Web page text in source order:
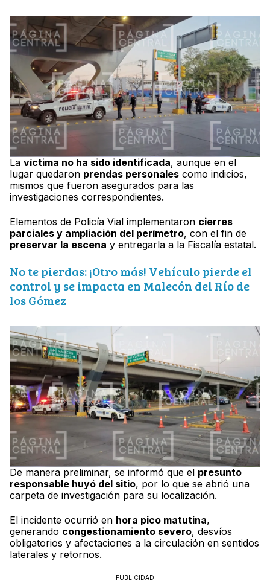
La víctima no ha sido identificada, aunque en el
lugar quedaron prendas personales como indicios,
mismos que fueron asegurados para las
investigaciones correspondientes.
Elementos de Policía Vial implementaron cierres
parciales y ampliación del perímetro, con el fin de
preservar la escena y entregarla a la Fiscalía estatal.
No te pierdas: ¡Otro más! Vehículo pierde el
control y se impacta en Malecón del Río de
los Gómez
De manera preliminar, se informó que el presunto
responsable huyó del sitio, por lo que se abrió una
carpeta de investigación para su localización.
El incidente ocurrió en hora pico matutina,
generando congestionamiento severo, desvíos
obligatorios y afectaciones a la circulación en sentidos
laterales y retornos.
PUBLICIDAD